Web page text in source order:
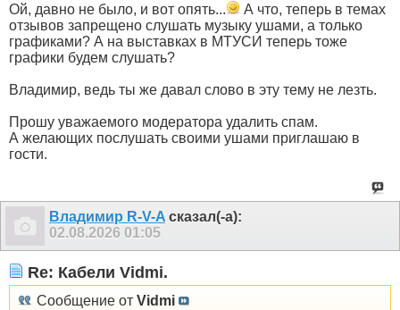
Ой, давно не было, и вот опять...
А что, теперь в темах
отзывов запрещено слушать музыку ушами, а только
графиками? А на выставках в МТУСИ теперь тоже
графики будем слушать?
Владимир, ведь ты же давал слово в эту тему не лезть.
Прошу уважаемого модератора удалить спам.
А желающих послушать своими ушами приглашаю в
гости.
Владимир R-V-A сказал(-а):
02.08.2026 01:05
Re: Кабели Vidmi.
Сообщение от Vidmi